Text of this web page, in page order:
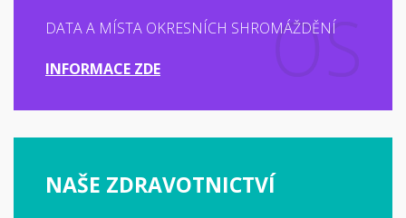
DATA A MÍSTA OKRESNÍCH SHROMÁŽDĚNÍ
INFORMACE ZDE
NAŠE ZDRAVOTNICTVÍ